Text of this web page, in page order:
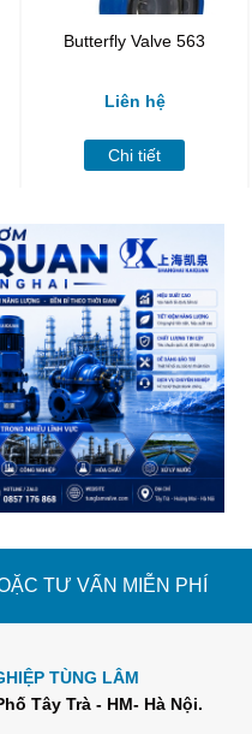
Butterfly Valve 563
Liên hệ
Chi tiết
TƯ VẤN MIỄN PHÍ
TÙNG LÂM
Tây Trà - HM- Hà Nội.